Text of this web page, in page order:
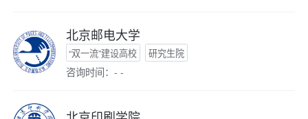
北京邮电大学
“双一流”建设高校 研究生院
咨询时间：- -